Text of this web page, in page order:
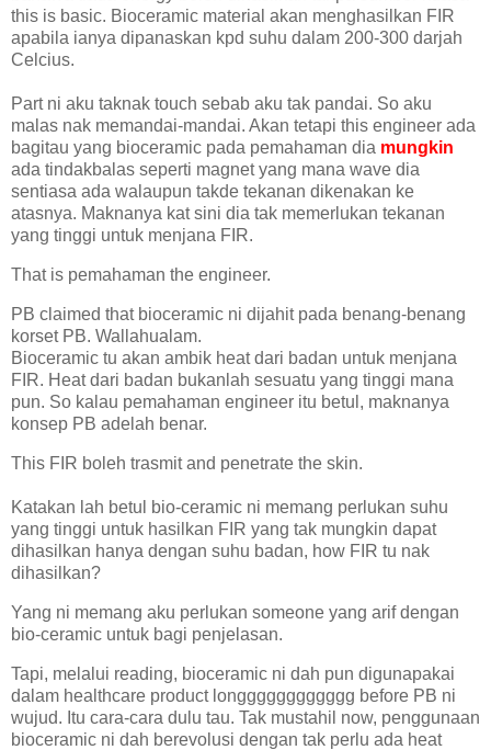
this is basic. Bioceramic material akan menghasilkan FIR
apabila ianya dipanaskan kpd suhu dalam 200-300 darjah
Celcius.
Part ni aku taknak touch sebab aku tak pandai. So aku
malas nak memandai-mandai. Akan tetapi this engineer ada
bagitau yang bioceramic pada pemahaman dia mungkin
ada tindakbalas seperti magnet yang mana wave dia
sentiasa ada walaupun takde tekanan dikenakan ke
atasnya. Maknanya kat sini dia tak memerlukan tekanan
yang tinggi untuk menjana FIR.
That is pemahaman the engineer.
PB claimed that bioceramic ni dijahit pada benang-benang
korset PB. Wallahualam.
Bioceramic tu akan ambik heat dari badan untuk menjana
FIR. Heat dari badan bukanlah sesuatu yang tinggi mana
pun. So kalau pemahaman engineer itu betul, maknanya
konsep PB adelah benar.
This FIR boleh trasmit and penetrate the skin.
Katakan lah betul bio-ceramic ni memang perlukan suhu
yang tinggi untuk hasilkan FIR yang tak mungkin dapat
dihasilkan hanya dengan suhu badan, how FIR tu nak
dihasilkan?
Yang ni memang aku perlukan someone yang arif dengan
bio-ceramic untuk bagi penjelasan.
Tapi, melalui reading, bioceramic ni dah pun digunapakai
dalam healthcare product longggggggggggg before PB ni
wujud. Itu cara-cara dulu tau. Tak mustahil now, penggunaan
bioceramic ni dah berevolusi dengan tak perlu ada heat